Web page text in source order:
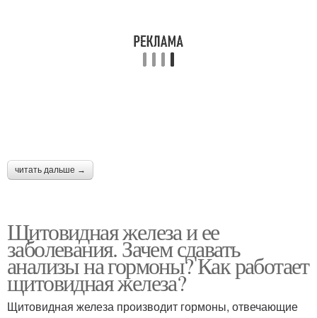
читать дальше →
Щитовидная железа и ее
заболевания. Зачем сдавать
анализы на гормоны? Как работает
щитовидная железа?
Щитовидная железа производит гормоны, отвечающие